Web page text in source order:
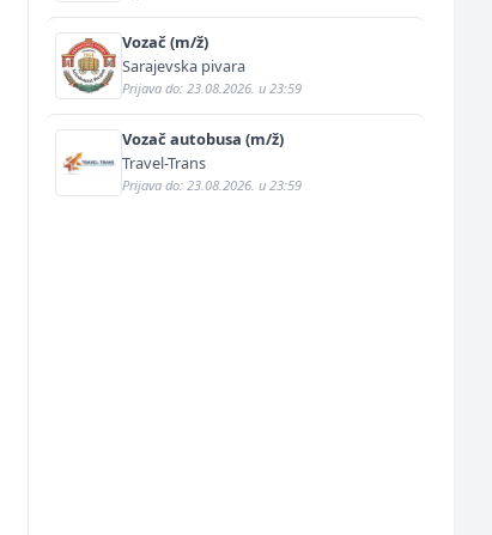
Vozač (m/ž)
Sarajevska pivara
Prijava do: 23.08.2026. u 23:59
Vozač autobusa (m/ž)
Travel-Trans
Prijava do: 23.08.2026. u 23:59